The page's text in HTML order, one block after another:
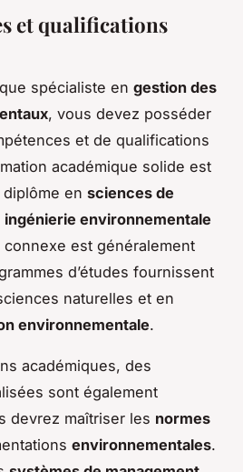
et qualifications
spécialiste en gestion des
, vous devez posséder
et de qualifications
académique solide est
en sciences de
ingénierie environnementale
est généralement
d’études fournissent
naturelles et en
environnementale.
académiques, des
sont également
devrez maîtriser les normes
environnementales.